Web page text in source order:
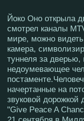
Йоко Оно открыла
смотрел каналы
мире, можно
камера,
туннеля за дверью,
недоумевающее
начертанные на
звуковой дорожкой
"Give Peace A